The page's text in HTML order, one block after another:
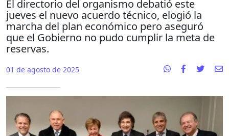
El directorio del organismo debatió este
jueves el nuevo acuerdo técnico, elogió la
marcha del plan económico pero aseguró
que el Gobierno no pudo cumplir la meta de
reservas.
01 de agosto de 2025